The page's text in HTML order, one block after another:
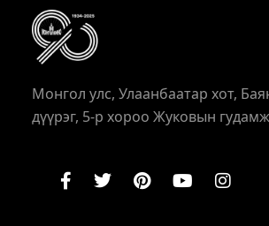
Монгол улс, Улаанбаатар хот,
дүүрэг, 5-р хороо Жуковын гудамж